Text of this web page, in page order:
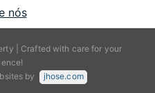
nós
| Crafted with care for your
by
jhose.com